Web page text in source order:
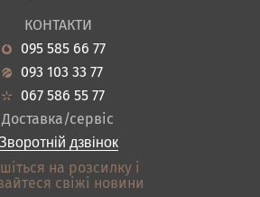
Вітальня
Кухня
Передпокої
Ванна
Акціі
Про нас
Новини
Гарантія
Кредит
Оплата і доставка
Відгуки
сайту
КОНТАКТИ
095 585 66 77
093 103 33 77
067 586 55 77
Доставка/сервіс
дзвінок
на розсилку і
свіжі новини